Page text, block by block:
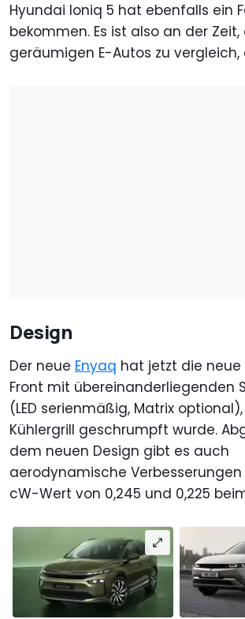
Hyundai Ioniq 5 hat ebenfalls ein
bekommen. Es ist also an der
geräumigen E-Autos zu vergleich,
Design
Der neue Enyaq hat jetzt die neue
Front mit übereinanderliegenden
(LED serienmäßig, Matrix
Kühlergrill geschrumpft wurde.
dem neuen Design gibt es auch
aerodynamische
cW-Wert von 0,245 und 0,225